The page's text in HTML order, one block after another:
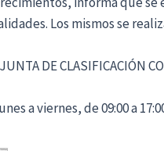
Los mismos se
DE CLASIFICACIÓN
a viernes, de 09:00 a